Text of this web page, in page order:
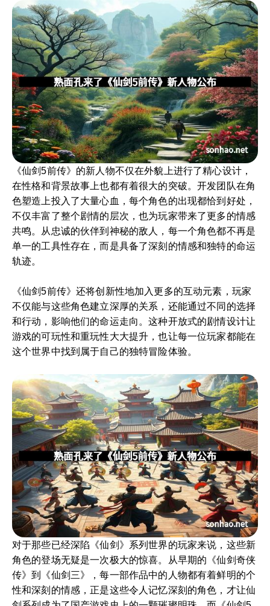
《仙剑5前传》的新人物不仅在外貌上进行了精心设计，
在性格和背景故事上也都有着很大的突破。开发团队在角
色塑造上投入了大量心血，每个角色的出现都恰到好处，
不仅丰富了整个剧情的层次，也为玩家带来了更多的情感
共鸣。从忠诚的伙伴到神秘的敌人，每一个角色都不再是
单一的工具性存在，而是具备了深刻的情感和独特的命运
轨迹。
《仙剑5前传》还将创新性地加入更多的互动元素，玩家
不仅能与这些角色建立深厚的关系，还能通过不同的选择
和行动，影响他们的命运走向。这种开放式的剧情设计让
游戏的可玩性和重玩性大大提升，也让每一位玩家都能在
这个世界中找到属于自己的独特冒险体验。
对于那些已经深陷《仙剑》系列世界的玩家来说，这些新
角色的登场无疑是一次极大的惊喜。从早期的《仙剑奇侠
传》到《仙剑三》，每一部作品中的人物都有着鲜明的个
性和深刻的情感，正是这些令人记忆深刻的角色，才让仙